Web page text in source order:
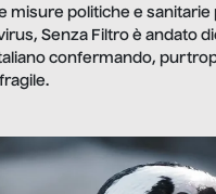
misure politiche e sanitarie
Senza Filtro è andato
confermando,